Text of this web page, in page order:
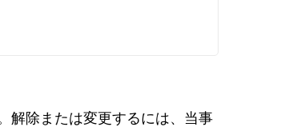
解除または変更するには、当事